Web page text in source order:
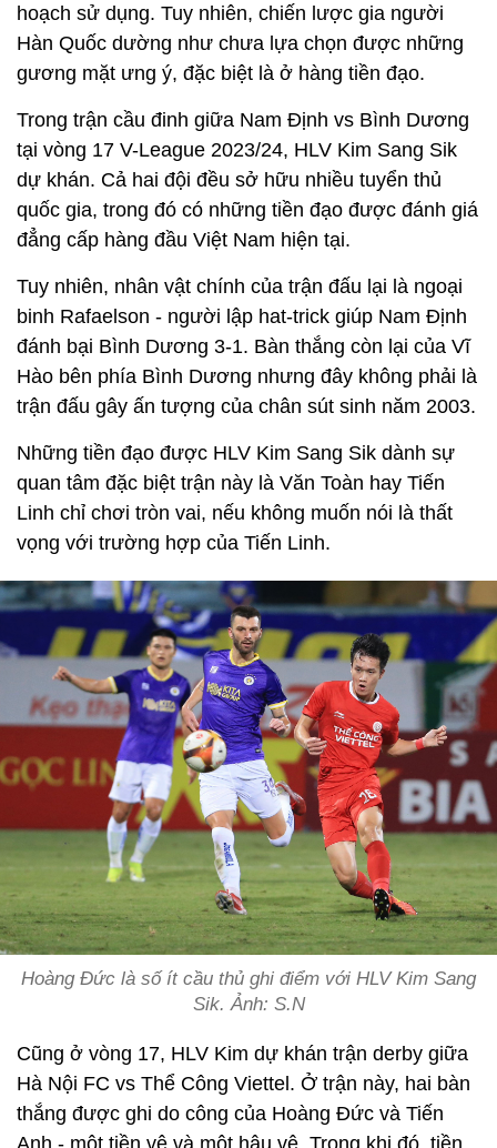
hoạch sử dụng. Tuy nhiên, chiến lược gia người
Hàn Quốc dường như chưa lựa chọn được những
gương mặt ưng ý, đặc biệt là ở hàng tiền đạo.
Trong trận cầu đinh giữa Nam Định vs Bình Dương
tại vòng 17 V-League 2023/24, HLV Kim Sang Sik
dự khán. Cả hai đội đều sở hữu nhiều tuyển thủ
quốc gia, trong đó có những tiền đạo được đánh giá
đẳng cấp hàng đầu Việt Nam hiện tại.
Tuy nhiên, nhân vật chính của trận đấu lại là ngoại
binh Rafaelson - người lập hat-trick giúp Nam Định
đánh bại Bình Dương 3-1. Bàn thắng còn lại của Vĩ
Hào bên phía Bình Dương nhưng đây không phải là
trận đấu gây ấn tượng của chân sút sinh năm 2003.
Những tiền đạo được HLV Kim Sang Sik dành sự
quan tâm đặc biệt trận này là Văn Toàn hay Tiến
Linh chỉ chơi tròn vai, nếu không muốn nói là thất
vọng với trường hợp của Tiến Linh.
Hoàng Đức là số ít cầu thủ ghi điểm với HLV Kim Sang
Sik. Ảnh: S.N
Cũng ở vòng 17, HLV Kim dự khán trận derby giữa
Hà Nội FC vs Thể Công Viettel. Ở trận này, hai bàn
thắng được ghi do công của Hoàng Đức và Tiến
Anh - một tiền vệ và một hậu vệ. Trong khi đó, tiền